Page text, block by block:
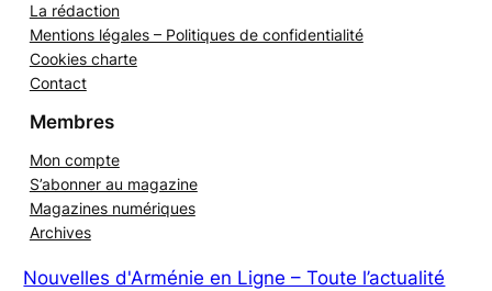
La rédaction
Mentions légales – Politiques de confidentialité
Cookies charte
Contact
Membres
Mon compte
S’abonner au magazine
Magazines numériques
Archives
Nouvelles d'Arménie en Ligne – Toute l’actualité